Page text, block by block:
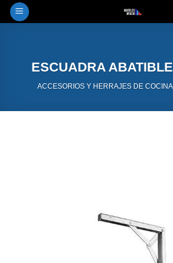
Saltar
al
ESCUADRA
ACCESORIOS Y HERRAJES DE COCINA